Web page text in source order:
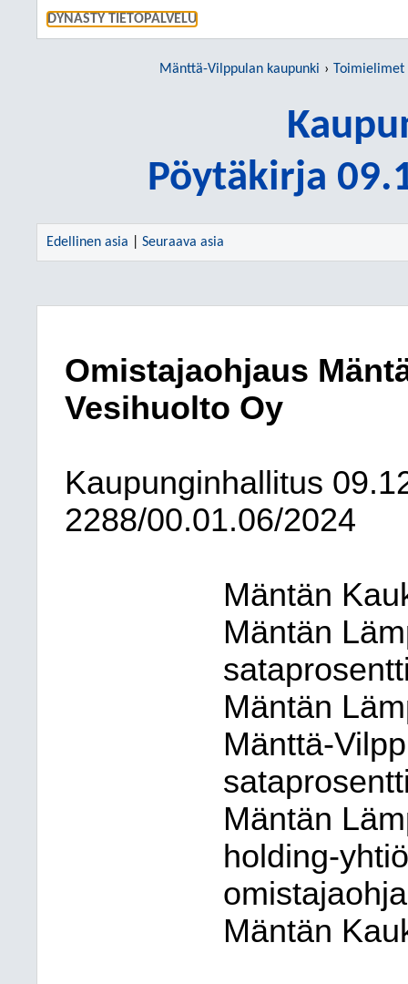
DYNASTY TIETOPALVELU
Mänttä-Vilppulan kaupunki Toimielimet
Pöytäkirja
Edellinen asia Seuraava asia
Omistajaohjaus
Vesihuolto Oy
Kaupunginhallitus
2288/00.01.06/2024
Mäntän
Mäntän
Mäntän
Mänttä-
Mäntän
holding-
Mäntän